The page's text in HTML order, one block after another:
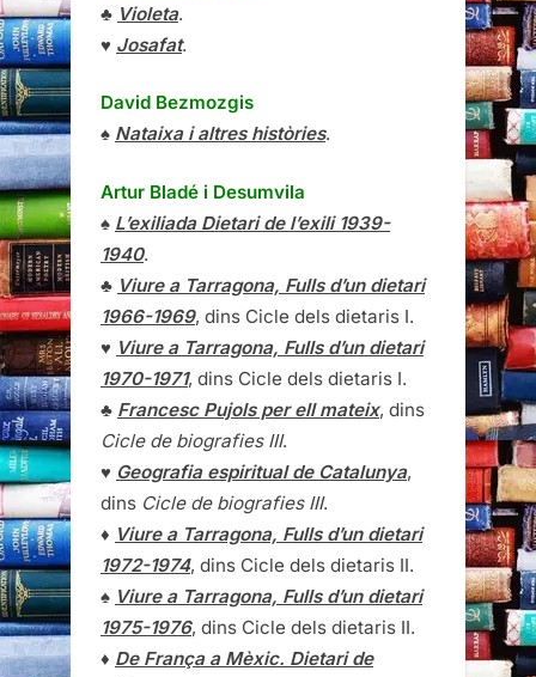
♣ Violeta.
♥ Josafat.
David Bezmozgis
♠ Nataixa i altres històries.
Artur Bladé i Desumvila
♠ L’exiliada Dietari de l’exili 1939-
1940.
♣ Viure a Tarragona, Fulls d’un dietari
1966-1969, dins Cicle dels dietaris I.
♥ Viure a Tarragona, Fulls d’un dietari
1970-1971, dins Cicle dels dietaris I.
♣ Francesc Pujols per ell mateix, dins
Cicle de biografies III.
♥ Geografia espiritual de Catalunya,
dins Cicle de biografies III.
♦ Viure a Tarragona, Fulls d’un dietari
1972-1974, dins Cicle dels dietaris II.
♠ Viure a Tarragona, Fulls d’un dietari
1975-1976, dins Cicle dels dietaris II.
♦ De França a Mèxic. Dietari de